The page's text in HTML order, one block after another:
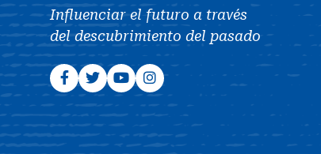
Influenciar el futuro a través
del descubrimiento del pasado